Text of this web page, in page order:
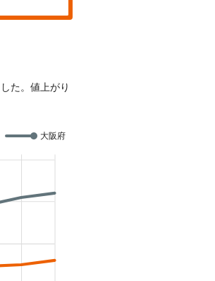
た。値上がり
大阪府